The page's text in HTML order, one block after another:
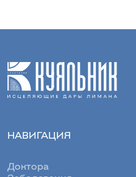
НАВИГАЦИЯ
Доктора